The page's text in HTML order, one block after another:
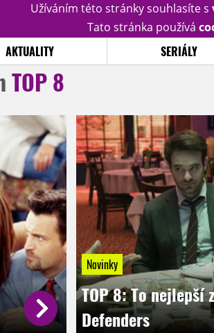
Užíváním této stránky souhlasíte s
Tato stránka používá
AKTUALITY SERIÁLY
TOP 8
Novinky
TOP 8: To nejlepší
Defenders